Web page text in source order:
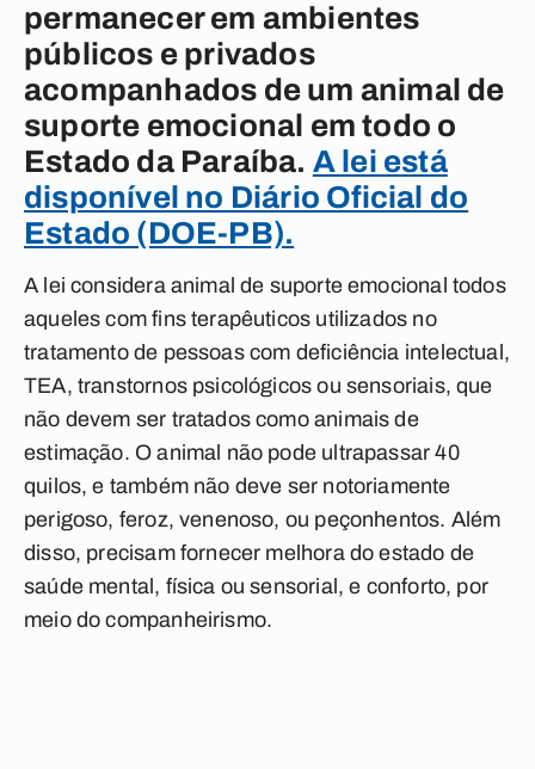
permanecer em ambientes
públicos e privados
acompanhados de um animal de
suporte emocional em todo o
Estado da Paraíba. A lei está
disponível no Diário Oficial do
Estado (DOE-PB).
A lei considera animal de suporte emocional todos
aqueles com fins terapêuticos utilizados no
tratamento de pessoas com deficiência intelectual,
TEA, transtornos psicológicos ou sensoriais, que
não devem ser tratados como animais de
estimação. O animal não pode ultrapassar 40
quilos, e também não deve ser notoriamente
perigoso, feroz, venenoso, ou peçonhentos. Além
disso, precisam fornecer melhora do estado de
saúde mental, física ou sensorial, e conforto, por
meio do companheirismo.